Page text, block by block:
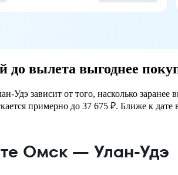
до вылета выгоднее
Удэ зависит от того, насколько
примерно до 37 675 ₽. Ближе к
Омск — Улан-Удэ